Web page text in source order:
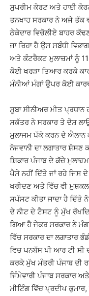
ਸੁਪਰੀਮ ਕੋਰਟ ਅਤੇ ਹਾਈ
ਤਨਖਾਹ ਸਰਕਾਰ ਨੇ ਅਜੇ ਤੱਕ
ਠੇਕੇਦਾਰ ਵਿਚੋਲੀਏ ਬਾਹਰ
ਜਾ ਰਿਹਾ ਹੈ ਉਸ ਸਬੰਧੀ
ਅਤੇ ਕੰਟਰੈਕਟ ਮੁਲਾਜ਼ਮਾਂ ਨੂੰ
ਕੋਈ ਖਰੜਾ ਤਿਆਰ ਕਰਕੇ
ਮੰਨੀਆਂ ਮੰਗਾਂ ਉਪਰ ਕੋਈ
ਸੂਬਾ ਸੀਨੀਅਰ ਮੀਤ
ਸਕੱਤਰ ਨੇ ਸਰਕਾਰ ਤੇ ਦੋਸ਼
ਮੁਲਾਜਮ ਪੱਕੇ ਕਰਨ ਦੇ ਐਲਾਨ
ਨੋਜਵਾਨੀ ਦਾ ਲਗਾਤਾਰ
ਸ਼ਿਕਾਰ ਪੰਜਾਬ ਦੇ ਕੱਚੇ
ਪੈਸੇ ਨਹੀਂ ਦਿੱਤੇ ਜਾਂ ਰਹੇ ਜਿਸ
ਖਰੀਦਣ ਅਤੇ ਵਿੱਚ ਵੀ
ਸਪੱਸਟ ਕੀਤਾ ਜਾਦਾ ਹੈ
ਦੇ ਨੀਟ ਦੇ ਟੈਸਟ ਨੂੰ ਮੁੱਖ
ਗਿਆ ਹੈ ਜੇਕਰ ਸਰਕਾਰ ਨੇ
ਵਿੱਚ ਸਰਕਾਰ ਦਾ ਲਗਾਤਾਰ
ਵਿਚ ਪਨਬੱਸ ਪੀ ਆਰ ਟੀ ਸੀ
ਕਰਕੇ ਮੁੱਖ ਮੰਤਰੀ ਪੰਜਾਬ ਦੀ
ਜਿੰਮੇਵਾਰੀ ਪੰਜਾਬ ਸਰਕਾਰ
ਮੀਟਿੰਗ ਵਿੱਚ ਪ੍ਰਦੀਪ